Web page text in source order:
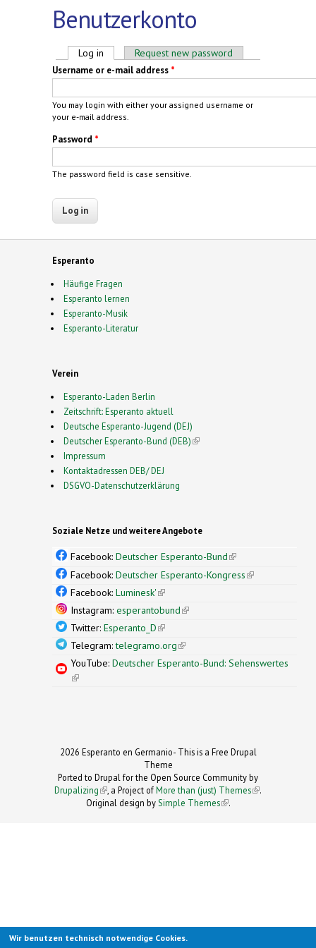
Benutzerkonto
Primary tabs
Log in (active tab)Request new password
Username or e-mail address *
You may login with either your assigned username or
your e-mail address.
Password *
The password field is case sensitive.
Esperanto
Häufige Fragen
Esperanto lernen
Esperanto-Musik
Esperanto-Literatur
Verein
Esperanto-Laden Berlin
Zeitschrift: Esperanto aktuell
Deutsche Esperanto-Jugend (DEJ)
Deutscher Esperanto-Bund (DEB)(link is external)
Impressum
Kontaktadressen DEB/ DEJ
DSGVO-Datenschutzerklärung
Soziale Netze und weitere Angebote
Facebook: Deutscher Esperanto-Bund(link is
external)
Facebook: Deutscher Esperanto-Kongress(link is
Facebook: Luminesk'(link is external)
Instagram: esperantobund(link is external)
Twitter: Esperanto_D(link is external)
Telegram:telegramo.org(link is external)
YouTube: Deutscher Esperanto-Bund: Sehenswertes
(link is external)
2026 Esperanto en Germanio- This is a Free Drupal
Theme
Ported to Drupal for the Open Source Community by
Drupalizing(link is external)
, a Project ofMore than (just) Themes (link is
.
Original design by Simple Themes
(link is
.
Wir benutzen technisch notwendige Cookies.